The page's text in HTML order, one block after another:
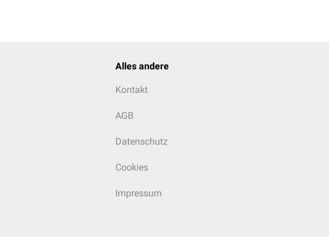
Alles andere
Kontakt
AGB
Datenschutz
Cookies
Impressum